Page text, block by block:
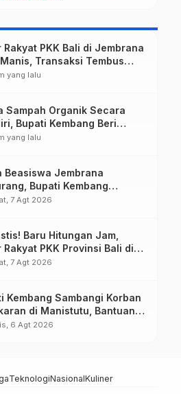
Rakyat PKK Bali di Jembrana
Transaksi Tembus
Juta Sehari
yang lalu
Sampah Organik Secara
Bupati Kembang Beri
Tinggi Warga Sri
yang lalu
Beasiswa Jembrana
Bupati Kembang
Upaya Penambahan di
7 Agt 2026
Baru Hitungan Jam,
Rakyat PKK Provinsi Bali di
Raup Omzet Ratusan
7 Agt 2026
Kembang Sambangi Korban
di Manistutu, Bantuan
untuk Ringankan Beban
6 Agt 2026
TeknologiNasionalKuliner